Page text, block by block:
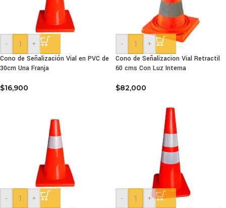
-
+
Cono de Señalización Vial en PVC de
30cm Una Franja
$16,900
-
+
Cono de Señalizacion Vial Retractil
60 cms Con Luz Interna
$82,000
-
+
-
+